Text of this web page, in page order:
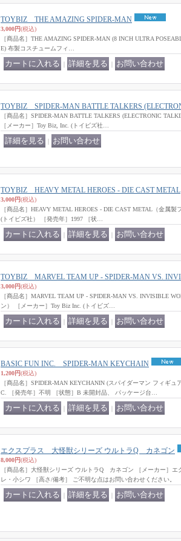
TOYBIZ THE AMAZING SPIDER-MAN
3,000円(税込)
［商品名］THE AMAZING SPIDER-MAN (8 INCH ULTRA
E) 布製コスチュームフィ…
TOYBIZ SPIDER-MAN BATTLE TALKERS
［商品名］SPIDER-MAN BATTLE TALKERS (ELECTRONIC
［メーカー］Toy Biz, Inc. (トイビズ社…
TOYBIZ HEAVY METAL HEROES - DIE CAST METAL
3,000円(税込)
［商品名］HEAVY METAL HEROES - DIE CAST METAL（金属
(トイビズ社） ［発売年］1997 ［状…
TOYBIZ MARVEL TEAM UP - SPIDER-MAN VS.
3,000円(税込)
［商品名］MARVEL TEAM UP - SPIDER-MAN VS. INVISIBLE
ン） ［メーカー］Toy Biz Inc. (トイビズ…
BASIC FUN INC. SPIDER-MAN KEYCHAIN
1,200円(税込)
［商品名］SPIDER-MAN KEYCHANIN (スパイダーマン フィギ
C. ［発売年］不明 ［状態］B 未開封品、 パッケージ台…
エクスプラス 大怪獣シリーズ ウルトラQ カネゴン
8,000円(税込)
［商品名］大怪獣シリーズ ウルトラQ カネゴン ［メーカー］エ
レ・小シワ ［高さ/備考］ ご不明な点はお問い合わせください。